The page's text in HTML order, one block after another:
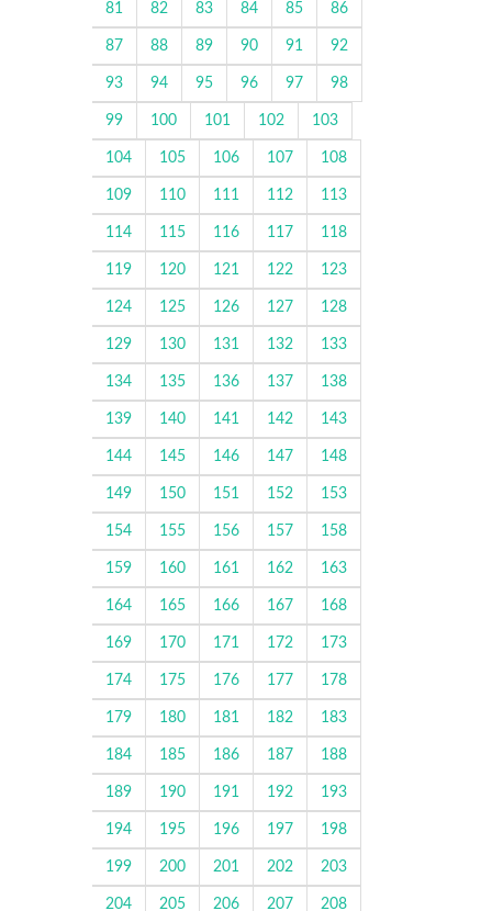
81 82 83 84 85 86
87 88 89 90 91 92
93 94 95 96 97 98
99 100 101 102 103
104 105 106 107 108
109 110 111 112 113
114 115 116 117 118
119 120 121 122 123
124 125 126 127 128
129 130 131 132 133
134 135 136 137 138
139 140 141 142 143
144 145 146 147 148
149 150 151 152 153
154 155 156 157 158
159 160 161 162 163
164 165 166 167 168
169 170 171 172 173
174 175 176 177 178
179 180 181 182 183
184 185 186 187 188
189 190 191 192 193
194 195 196 197 198
199 200 201 202 203
204 205 206 207 208